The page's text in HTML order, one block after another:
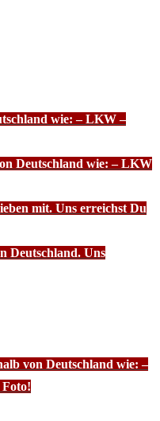
wie: – LKW –
Deutschland wie: – LKW
mit. Uns erreichst Du
Deutschland. Uns
von Deutschland wie: –